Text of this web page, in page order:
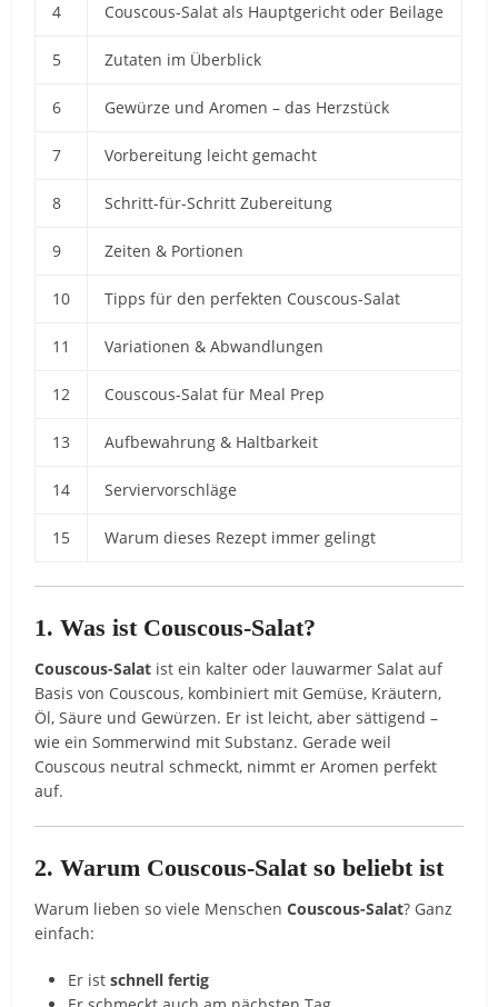
4 Couscous-Salat als Hauptgericht oder Beilage
5 Zutaten im Überblick
6 Gewürze und Aromen – das Herzstück
7 Vorbereitung leicht gemacht
8 Schritt-für-Schritt Zubereitung
9 Zeiten & Portionen
10 Tipps für den perfekten Couscous-Salat
11 Variationen & Abwandlungen
12 Couscous-Salat für Meal Prep
13 Aufbewahrung & Haltbarkeit
14 Serviervorschläge
15 Warum dieses Rezept immer gelingt
1. Was ist Couscous-Salat?
Couscous-Salat ist ein kalter oder lauwarmer Salat auf
Basis von Couscous, kombiniert mit Gemüse, Kräutern,
Öl, Säure und Gewürzen. Er ist leicht, aber sättigend –
wie ein Sommerwind mit Substanz. Gerade weil
Couscous neutral schmeckt, nimmt er Aromen perfekt
auf.
2. Warum Couscous-Salat so beliebt ist
Warum lieben so viele MenschenCouscous-Salat? Ganz
einfach:
Er istschnell fertig